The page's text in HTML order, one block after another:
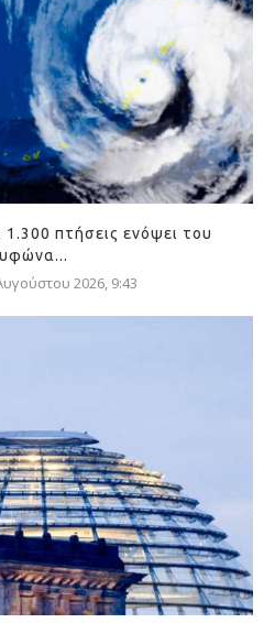
πτήσεις ενόψει του
2026, 9:43